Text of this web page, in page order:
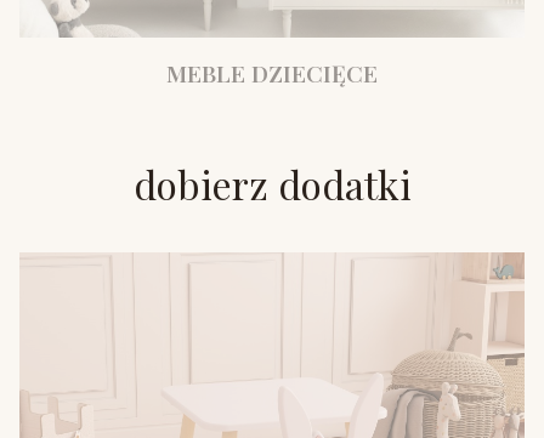
MEBLE DZIECIĘCE
dobierz dodatki